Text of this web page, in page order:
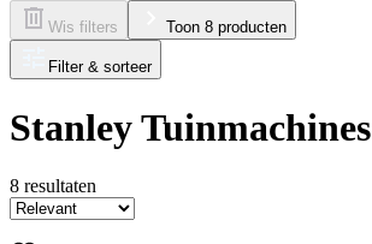
Wis filters Toon 8 producten
Filter & sorteer
Stanley Tuinmachines
8 resultaten